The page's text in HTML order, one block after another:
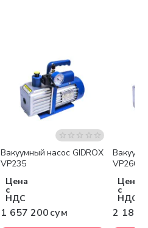
Бесплатная доставка
Вакуумный насос GIDROX
VP235
Цена
с
НДС
1 657 200 сум
VP260
Цена
с
НДС
2 184